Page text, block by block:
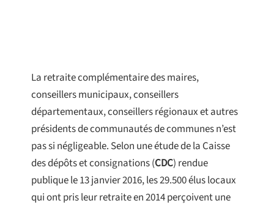
La retraite complémentaire des maires,
conseillers municipaux, conseillers
départementaux, conseillers régionaux et autres
présidents de communautés de communes n’est
pas si négligeable. Selon une étude de la Caisse
des dépôts et consignations (CDC) rendue
publique le 13 janvier 2016, les 29.500 élus locaux
qui ont pris leur retraite en 2014 perçoivent une